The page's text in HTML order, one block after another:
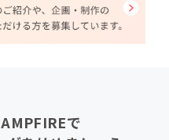
で